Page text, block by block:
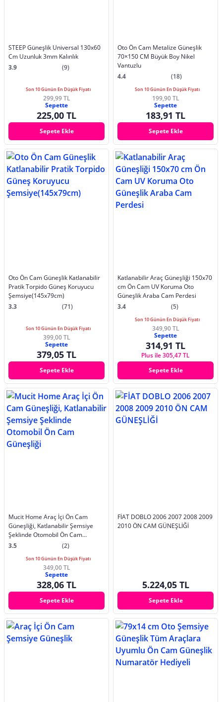
STEEP Güneşlik Universal 130x60
Cm Uzunluk 3mm Kalınlık
3.9
(9)
Son 10 Günün En Düşük Fiyatı
299,99 TL
Sepette
225,00 TL
Sepete Ekle
Oto Ön Cam Metalize Güneşlik
70×150 CM Büyük Boy Nikel
Vantuzlu
4.4
(18)
Son 10 Günün En Düşük Fiyatı
199,90 TL
Sepette
183,91 TL
Sepete Ekle
Oto Ön Cam Güneşlik Katlanabilir
Pratik Torpido Güneş Koruyucu
Şemsiye(145x79cm)
3.3
(71)
Son 10 Günün En Düşük Fiyatı
399,00 TL
Sepette
379,05 TL
Sepete Ekle
Katlanabilir Araç Güneşliği 150x70
cm Ön Cam UV Koruma Oto
Güneşlik Araba Cam Perdesi
3.4
(5)
Son 10 Günün En Düşük Fiyatı
349,90 TL
Sepette
314,91 TL
Plus ile 305,47 TL
Sepete Ekle
Mucit Home Araç İçi Ön Cam
Güneşliği, Katlanabilir Şemsiye
Şeklinde Otomobil Ön Cam
Güneşliği
3.5 (2)
Son 10 Günün En Düşük Fiyatı
349,00 TL
Sepette
328,06 TL
Sepete Ekle
FİAT DOBLO 2006 2007 2008 2009
2010 ÖN CAM GÜNEŞLİĞİ
5.224,05 TL
Sepete Ekle